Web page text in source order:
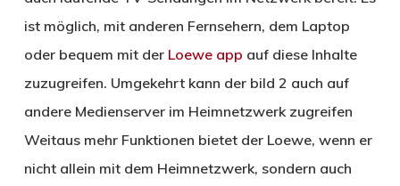
ist möglich, mit anderen Fernsehern, dem Laptop
oder bequem mit der Loewe app auf diese Inhalte
zuzugreifen. Umgekehrt kann der bild 2 auch auf
andere Medienserver im Heimnetzwerk zugreifen
Weitaus mehr Funktionen bietet der Loewe, wenn er
nicht allein mit dem Heimnetzwerk, sondern auch